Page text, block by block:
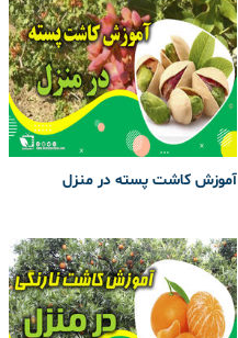
آموزش کاشت پسته در منزل